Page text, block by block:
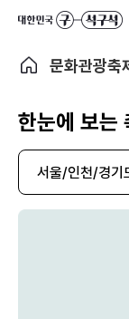
문화관광축
한눈에 보는
서울/인천/경기